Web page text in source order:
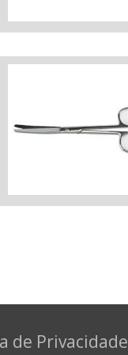
de Privacidade